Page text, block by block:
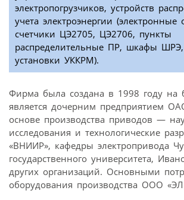
электропогрузчиков, устройств
учета электроэнергии
счетчики ЦЭ2705, ЦЭ2706, пункты
распределительные ПР, шкафы
установки УККРМ).
Фирма была создана в 1998 году на
является дочерним предприятием
основе производства приводов —
исследования и технологические
«ВНИИР», кафедры электропривода
государственного университета,
других организаций. Основными
оборудования производства ООО